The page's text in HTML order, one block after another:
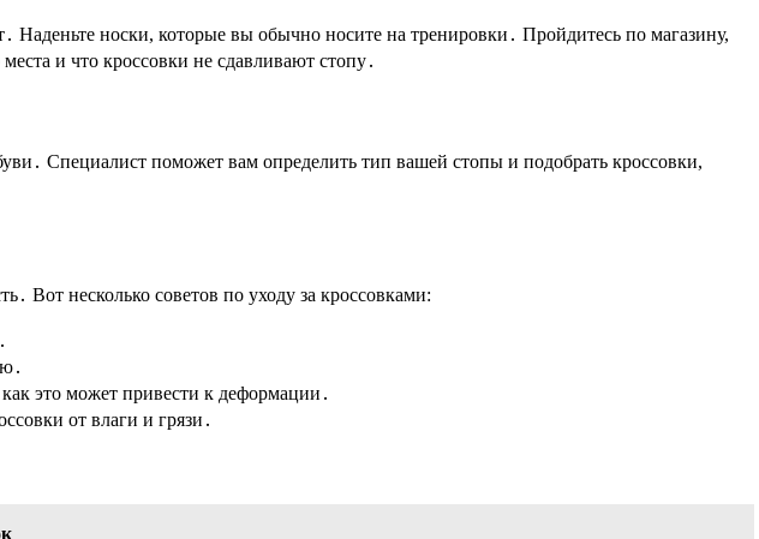
Наденьте носки, которые вы обычно носите на тренировки․ Пройдитесь по магазину,
и что кроссовки не сдавливают стопу․
Специалист поможет вам определить тип вашей стопы и подобрать кроссовки,
Вот несколько советов по уходу за кроссовками:
это может привести к деформации․
от влаги и грязи․